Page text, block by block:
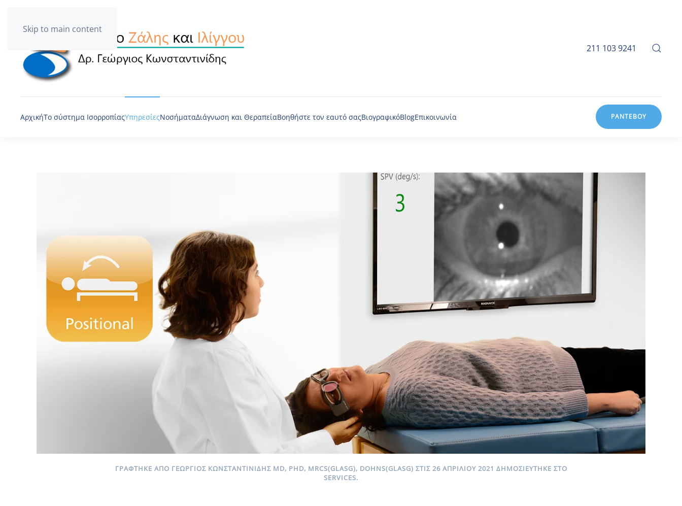
Skip to main content
211 103 9241
ΑρχικήΤο σύστημα ΙσορροπίαςΥπηρεσίεςΝοσήματαΔιάγνωση και ΘεραπείαΒοηθήστε τον εαυτό σαςΒιογραφικόBlogΕπικοινωνία ΡΑΝΤΕΒΟΥ
ΓΡΆΦΤΗΚΕ ΑΠΌ ΓΕΏΡΓΙΟΣ ΚΩΝΣΤΑΝΤΙΝΊΔΗΣ MD, PHD, MRCS(GLASG), DOHNS(GLASG) ΣΤΙΣ 26 ΑΠΡΙΛΊΟΥ 2021 ΔΗΜΟΣΙΕΎΤΗΚΕ ΣΤΟ
SERVICES.